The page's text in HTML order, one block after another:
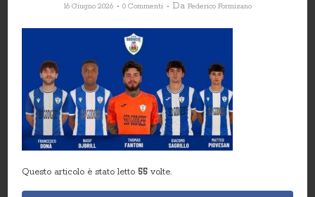
16 Giugno 2026 0 Commenti Da Federico Formisano
Questo articolo è stato letto 55 volte.